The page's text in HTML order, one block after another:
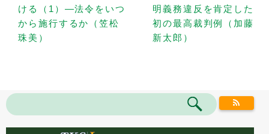
ける（1）—法令をいつ
から施行するか（笠松
珠美）
明義務違反を肯定した
初の最高裁判例（加藤
新太郎）